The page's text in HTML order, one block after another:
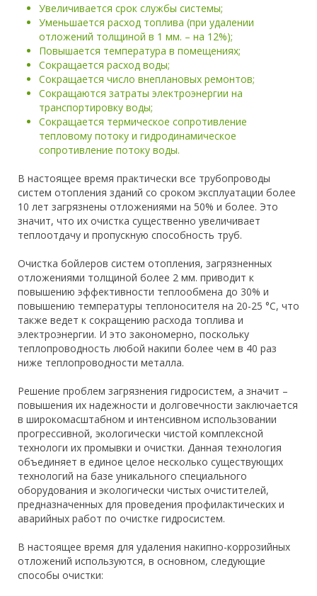
Увеличивается срок службы системы;
Уменьшается расход топлива (при удалении
отложений толщиной в 1 мм. – на 12%);
Повышается температура в помещениях;
Сокращается расход воды;
Сокращается число внеплановых ремонтов;
Сокращаются затраты электроэнергии на
транспортировку воды;
Сокращается термическое сопротивление
тепловому потоку и гидродинамическое
сопротивление потоку воды.
В настоящее время практически все трубопроводы
систем отопления зданий со сроком эксплуатации более
10 лет загрязнены отложениями на 50% и более. Это
значит, что их очистка существенно увеличивает
теплоотдачу и пропускную способность труб.
Очистка бойлеров систем отопления, загрязненных
отложениями толщиной более 2 мм. приводит к
повышению эффективности теплообмена до 30% и
повышению температуры теплоносителя на 20-25 °С, что
также ведет к сокращению расхода топлива и
электроэнергии. И это закономерно, поскольку
теплопроводность любой накипи более чем в 40 раз
ниже теплопроводности металла.
Решение проблем загрязнения гидросистем, а значит –
повышения их надежности и долговечности заключается
в широкомасштабном и интенсивном использовании
прогрессивной, экологически чистой комплексной
технологи их промывки и очистки. Данная технология
объединяет в единое целое несколько существующих
технологий на базе уникального специального
оборудования и экологически чистых очистителей,
предназначенных для проведения профилактических и
аварийных работ по очистке гидросистем.
В настоящее время для удаления накипно-коррозийных
отложений используются, в основном, следующие
способы очистки: